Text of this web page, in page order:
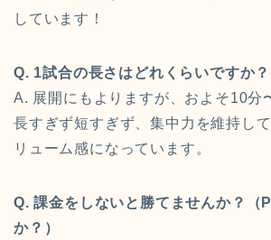
しています！
Q. 1試合の長さはどれくらいですか？
A. 展開にもよりますが、およそ10分
長すぎず短すぎず、集中力を維持し
リューム感になっています。
Q. 課金をしないと勝てませんか？（
か？）